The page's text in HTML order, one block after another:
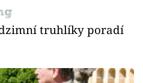
truhlíky poradí